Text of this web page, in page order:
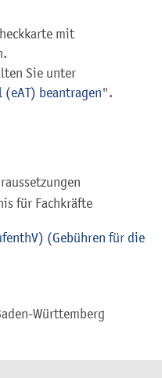
mit
Sie unter
beantragen".
für Fachkräfte
(Gebühren für die
Württemberg